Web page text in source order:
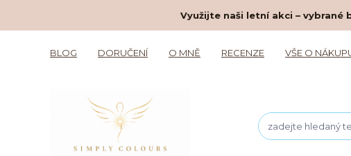
Využijte naši letní akci – vybrané
BLOG DORUČENÍ O MNĚ RECENZE VŠE O